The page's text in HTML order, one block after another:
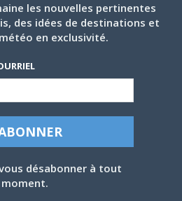
VENT DE
2019
les nouvelles pertinentes
des idées de destinations et
en exclusivité.
désabonner à tout
moment.